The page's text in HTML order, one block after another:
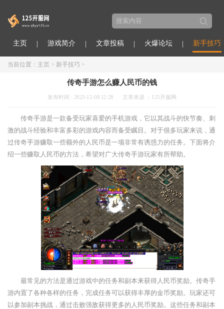
主页 游戏简介 文章投稿 火爆论坛 新手技巧
当前位置： 主页 > 新手技巧 >
传奇手游怎么赚人民币的钱
发布时间 : 2023-12-08 12:28 文章来源 ：125开服网
传奇手游是一款备受玩家喜爱的手机游戏，它以其战斗的快节奏、刺
激的战斗经验和丰富多彩的游戏内容而备受瞩目。对于很多玩家来说，通
过传奇手游赚取一些额外的人民币是一项非常有诱惑力的任务。下面将介
绍一些赚取人民币的方法，希望对广大传奇手游玩家有所帮助。
最常见的方法是通过游戏中的任务和副本来获得人民币奖励。传奇手
游内置了各种各样的任务，完成任务可以获得丰厚的金币奖励。玩家还可
以参加副本挑战，通过击败强敌获得更多的人民币奖励。这些任务和副本